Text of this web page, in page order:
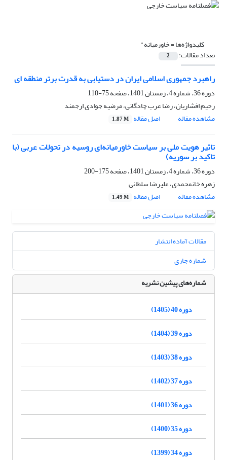
کلیدواژه‌ها =خاورمیانه"
تعداد مقالات: 2
راهبرد جمهوری اسلامی ایران در دستیابی به قدرت برتر منطقه ای
دوره 36، شماره 4، زمستان 1401، صفحه
75-110
رحیم افشاریان، رضا عرب چادگانی، مرضیه جوادی ارجمند
مشاهده مقاله
اصل مقاله 1.87 M
تاثیر هویت ملی بر سیاست خاورمیانه‌ای روسیه در تحولات عربی (با
تاکید بر سوریه)
دوره 36، شماره 4، زمستان 1401، صفحه
175-200
زهره خانمحمدی، علیرضا سلطانی
مشاهده مقاله
اصل مقاله 1.49 M
مقالات آماده انتشار
شماره جاری
شماره‌های پیشین نشریه
دوره 40 (1405)
دوره 39 (1404)
دوره 38 (1403)
دوره 37 (1402)
دوره 36 (1401)
دوره 35 (1400)
دوره 34 (1399)